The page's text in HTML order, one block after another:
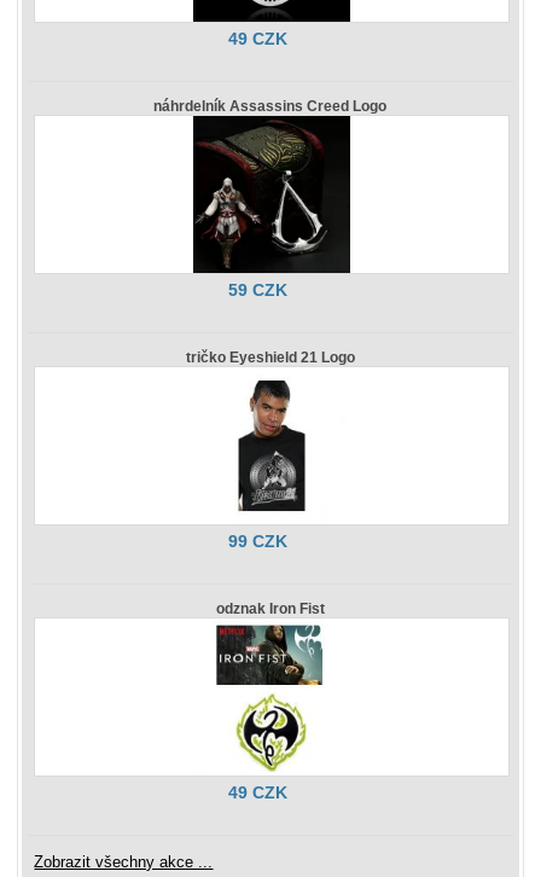
49 CZK
náhrdelník Assassins Creed Logo
59 CZK
tričko Eyeshield 21 Logo
99 CZK
odznak Iron Fist
49 CZK
Zobrazit všechny akce ...